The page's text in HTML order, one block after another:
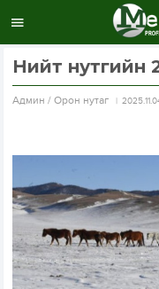
Нийт нутгийн
Aдмин / Орон нутаг